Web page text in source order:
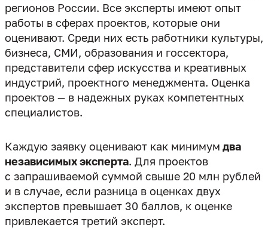
регионов России. Все эксперты имеют опыт
работы в сферах проектов, которые они
оценивают. Среди них есть работники культуры,
бизнеса, СМИ, образования и госсектора,
представители сфер искусства и креативных
индустрий, проектного менеджмента. Оценка
проектов — в надежных руках компетентных
специалистов.
Каждую заявку оценивают как минимум два
независимых эксперта. Для проектов
с запрашиваемой суммой свыше 20 млн рублей
и в случае, если разница в оценках двух
экспертов превышает 30 баллов, к оценке